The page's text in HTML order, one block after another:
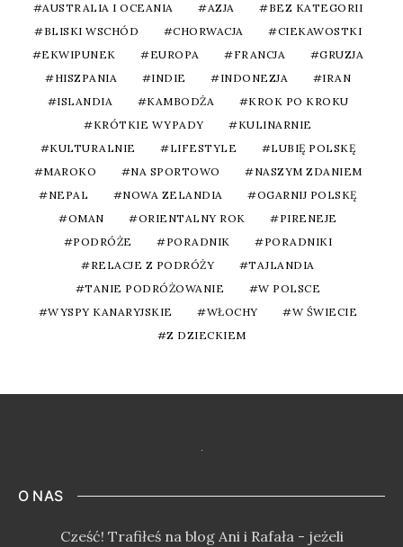
AUSTRALIA I OCEANIA
AZJA
BEZ KATEGORII
BLISKI WSCHÓD
CHORWACJA
CIEKAWOSTKI
EKWIPUNEK
EUROPA FRANCJA
GRUZJA
HISZPANIA
INDIE INDONEZJA
IRAN
ISLANDIA
KAMBODŻA
KROK PO KROKU
KRÓTKIE WYPADY
KULINARNIE
KULTURALNIE
LIFESTYLE
LUBIĘ POLSKĘ
MAROKO
NA SPORTOWO
NASZYM ZDANIEM
NEPAL
NOWA ZELANDIA
OGARNIJ POLSKĘ
OMAN
ORIENTALNY ROK
PIRENEJE
PODRÓŻE
PORADNIK
PORADNIKI
RELACJE Z PODRÓŻY
TAJLANDIA
TANIE PODRÓŻOWANIE
W POLSCE
WYSPY KANARYJSKIE
WŁOCHY
W ŚWIECIE
Z DZIECKIEM
O NAS
Cześć! Trafiłeś na blog Ani i Rafała - jeżeli